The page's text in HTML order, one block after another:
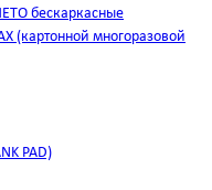
бескаркасные
(картонной многоразовой
PAD)